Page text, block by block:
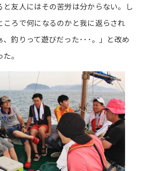
と友人にはその苦労は分からない。し
ころで何になるのかと我に返らされ
釣りって遊びだった･･･。」と改め
。